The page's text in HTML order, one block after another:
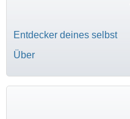
Entdecker deines selbst
Über